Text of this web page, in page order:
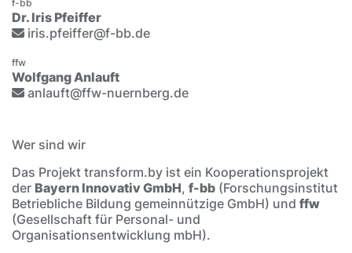
f-bb
Dr. Iris Pfeiffer
iris.pfeiffer@f-bb.de
ffw
Wolfgang Anlauft
anlauft@ffw-nuernberg.de
Wer sind wir
Das Projekt transform.by ist ein Kooperationsprojekt
der Bayern Innovativ GmbH, f-bb (Forschungsinstitut
Betriebliche Bildung gemeinnützige GmbH) und ffw
(Gesellschaft für Personal- und
Organisationsentwicklung mbH).